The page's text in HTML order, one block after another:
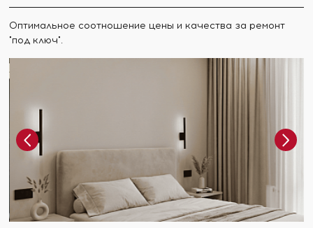
Оптимальное соотношение цены и качества за ремонт
"под ключ".